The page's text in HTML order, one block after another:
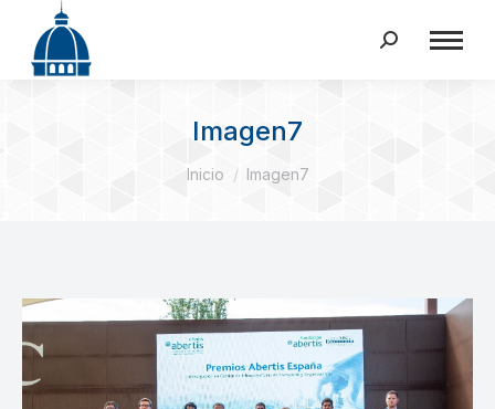
Buscar:
Imagen7
Estás aquí:
Inicio Imagen7